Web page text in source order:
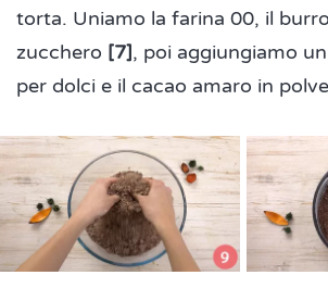
torta. Uniamo la farina 00, il
zucchero [7], poi aggiungiamo
per dolci e il cacao amaro in